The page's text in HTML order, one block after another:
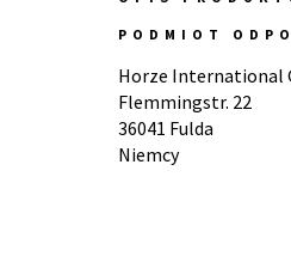
PODMIOT
Horze International
Flemmingstr. 22
36041 Fulda
Niemcy